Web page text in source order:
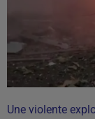
Une violente